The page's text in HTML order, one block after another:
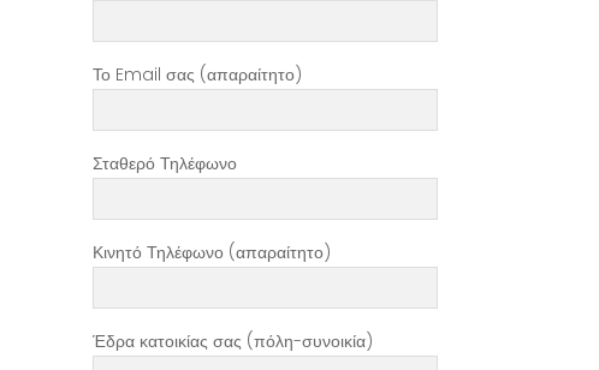
Το Email σας (απαραίτητο)
Σταθερό Τηλέφωνο
Κινητό Τηλέφωνο (απαραίτητο)
Έδρα κατοικίας σας (πόλη-συνοικία)